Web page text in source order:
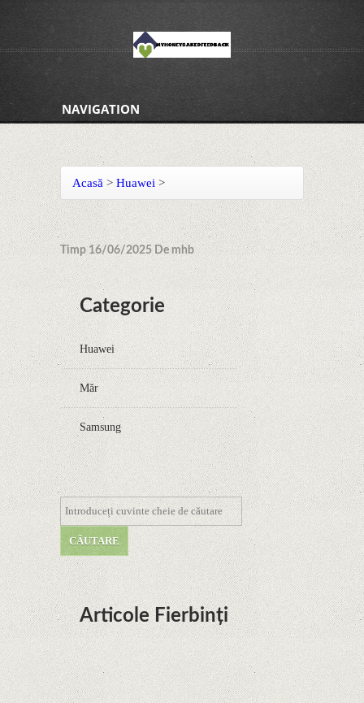
NAVIGATION
Acasă > Huawei >
Timp 16/06/2025 De mhb
Categorie
Huawei
Măr
Samsung
Articole Fierbinți
Dota Anime venind la Netflix în această lună de
la Legenda Korra Studio Mir